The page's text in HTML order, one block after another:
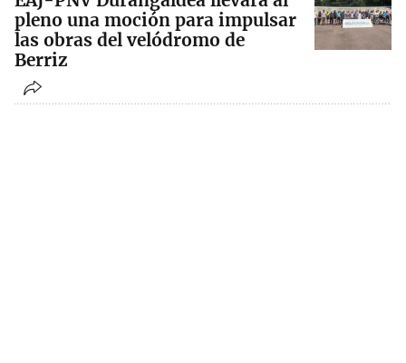
pleno una moción para impulsar
las obras del velódromo de
Berriz